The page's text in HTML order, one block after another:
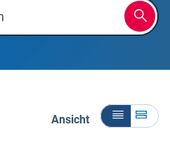
Ansicht